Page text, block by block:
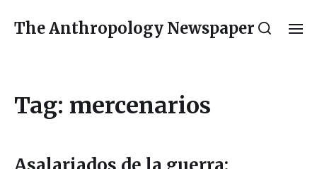
The Anthropology Newspaper
Tag: mercenarios